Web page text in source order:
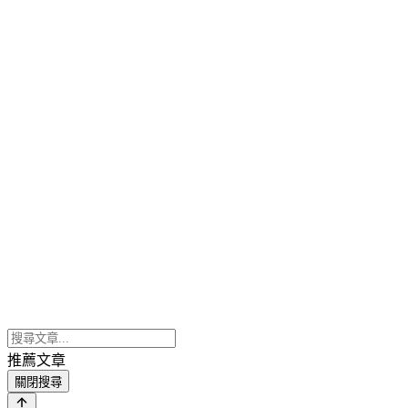
推薦文章
關閉搜尋